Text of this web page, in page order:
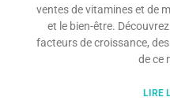
ventes de vitamines et de
et le bien-être.
facteurs de croissance,
de ce
LIRE